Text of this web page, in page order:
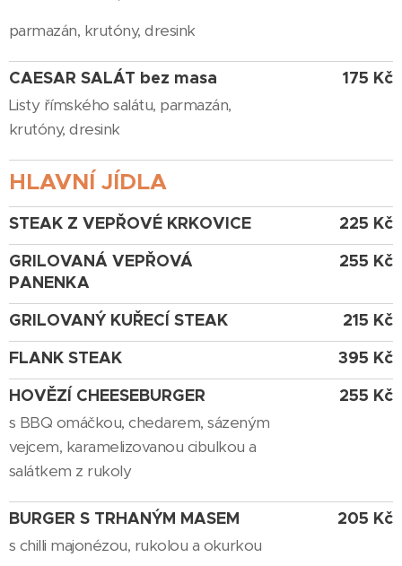
parmazán, krutóny, dresink
CAESAR SALÁT bez masa
Listy římského salátu, parmazán,
krutóny, dresink
175 Kč
HLAVNÍ JÍDLA
STEAK Z VEPŘOVÉ KRKOVICE
225 Kč
GRILOVANÁ VEPŘOVÁ
PANENKA
255 Kč
GRILOVANÝ KUŘECÍ STEAK
215 Kč
FLANK STEAK
395 Kč
HOVĚZÍ CHEESEBURGER
s BBQ omáčkou, chedarem, sázeným
vejcem, karamelizovanou cibulkou a
salátkem z rukoly
255 Kč
BURGER S TRHANÝM MASEM
s chilli majonézou, rukolou a okurkou
205 Kč